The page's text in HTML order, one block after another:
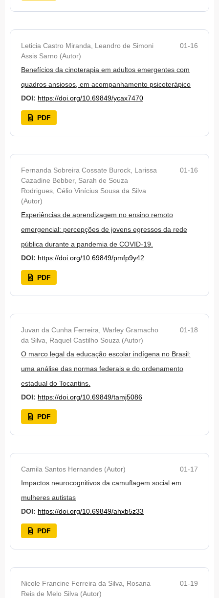
Leticia Castro Miranda, Leandro de Simoni
Assis Sarno (Autor)
01-16
Benefícios da cinoterapia em adultos emergentes com
quadros ansiosos, em acompanhamento psicoterápico
DOI: https://doi.org/10.69849/ycax7470
PDF
Fernanda Sobreira Cossate Burock, Larissa
Cazadine Bebber, Sarah de Souza
Rodrigues, Célio Vinícius Sousa da Silva
(Autor)
01-16
Experiências de aprendizagem no ensino remoto
emergencial: percepções de jovens egressos da rede
pública durante a pandemia de COVID-19.
DOI: https://doi.org/10.69849/pmfp9y42
PDF
Juvan da Cunha Ferreira, Warley Gramacho
da Silva, Raquel Castilho Souza (Autor)
01-18
O marco legal da educação escolar indígena no Brasil:
uma análise das normas federais e do ordenamento
estadual do Tocantins.
DOI: https://doi.org/10.69849/tamj5086
PDF
Camila Santos Hernandes (Autor)
01-17
Impactos neurocognitivos da camuflagem social em
mulheres autistas
DOI: https://doi.org/10.69849/ahxb5z33
PDF
Nicole Francine Ferreira da Silva, Rosana
Reis de Melo Silva (Autor)
01-19